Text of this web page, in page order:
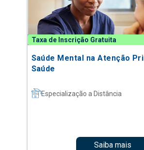
Taxa de Inscrição Gratuita
Saúde Mental na Atenção
Saúde
Especialização a Distância
Saiba mais